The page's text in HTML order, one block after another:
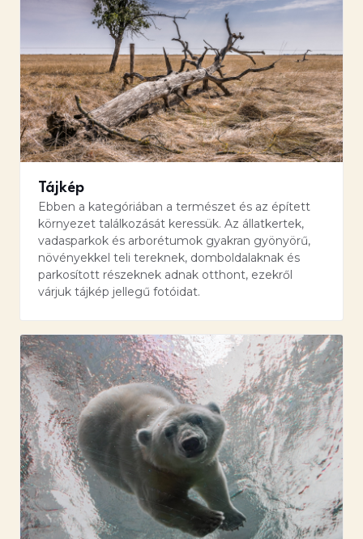
Tájkép
Ebben a kategóriában a természet és az épített
környezet találkozását keressük. Az állatkertek,
vadasparkok és arborétumok gyakran gyönyörű,
növényekkel teli tereknek, domboldalaknak és
parkosított részeknek adnak otthont, ezekről
várjuk tájkép jellegű fotóidat.